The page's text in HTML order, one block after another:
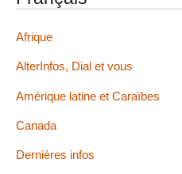
Afrique
AlterInfos, Dial et vous
Amérique latine et Caraïbes
Canada
Dernières infos